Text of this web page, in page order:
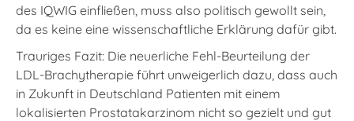
des IQWIG einfließen, muss also politisch gewollt sein,
da es keine eine wissenschaftliche Erklärung dafür gibt.
Trauriges Fazit: Die neuerliche Fehl-Beurteilung der
LDL-Brachytherapie führt unweigerlich dazu, dass auch
in Zukunft in Deutschland Patienten mit einem
lokalisierten Prostatakarzinom nicht so gezielt und gut